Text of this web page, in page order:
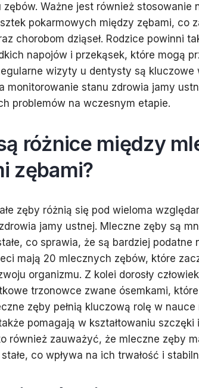
zębów. Ważne jest również stosowanie
pokarmowych między zębami, co
chorobom dziąseł. Rodzice powinni
napojów i przekąsek, które mogą
wizyty u dentysty są kluczowe
monitorowanie stanu zdrowia jamy
problemów na wczesnym etapie.
różnice między
zębami?
zęby różnią się pod wieloma
jamy ustnej. Mleczne zęby są
co sprawia, że są bardziej podatne
mają 20 mlecznych zębów, które
organizmu. Z kolei dorosły
trzonowce zwane ósemkami,
zęby pełnią kluczową rolę w
pomagają w kształtowaniu szczęki
również zauważyć, że mleczne zęby
co wpływa na ich trwałość i